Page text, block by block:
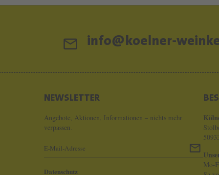
info@koelner-
NEWSLETTER
Angebote, Aktionen, Informationen – nichts mehr
verpassen.
Datenschutz
Mo-